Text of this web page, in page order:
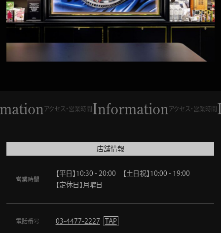
アクセス・営業時間Informationアクセス・営業時間
店舗情報
営業時間
【平日】10:30 - 20:00 【土日祝】10:00 - 19:00
【定休日】月曜日
電話番号 03-4477-2227 TAP